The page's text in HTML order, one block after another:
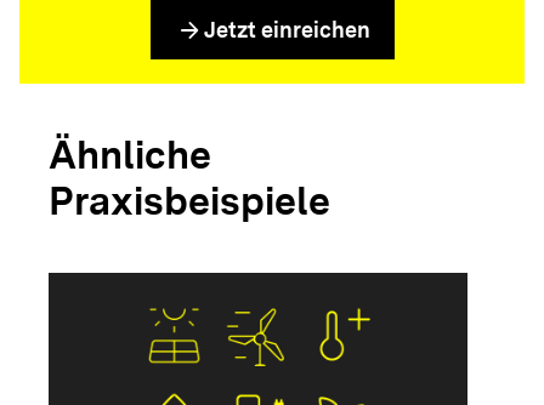
arrow_forward Jetzt einreichen
Ähnliche
Praxisbeispiele